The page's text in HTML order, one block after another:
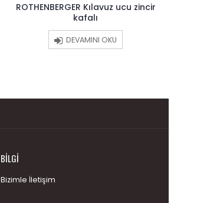
0
out
of
5
ROTHENBERGER Kılavuz ucu zincir
kafalı
DEVAMINI OKU
BILGI
Bizimle İletişim